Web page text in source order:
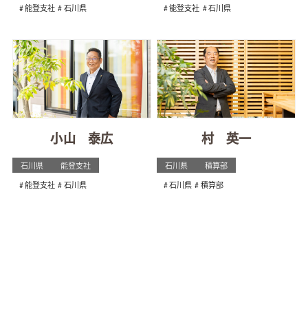
能登支社 石川県 能登支社 石川県
小山 泰広
石川県 能登支社
能登支社 石川県
村 英一
石川県 積算部
石川県 積算部